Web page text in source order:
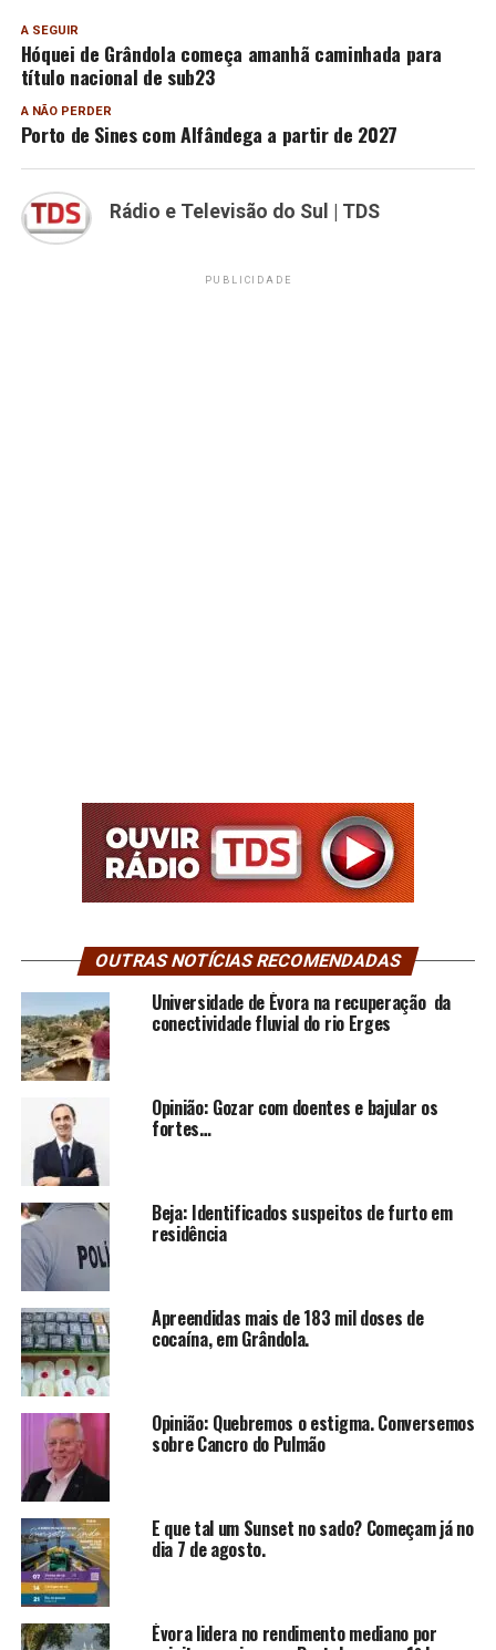
A SEGUIR
Hóquei de Grândola começa amanhã caminhada para
título nacional de sub23
A NÃO PERDER
Porto de Sines com Alfândega a partir de 2027
Rádio e Televisão do Sul | TDS
PUBLICIDADE
OUTRAS NOTÍCIAS RECOMENDADAS
Universidade de Évora na recuperação da
conectividade fluvial do rio Erges
Opinião: Gozar com doentes e bajular os
fortes…
Beja: Identificados suspeitos de furto em
residência
Apreendidas mais de 183 mil doses de
cocaína, em Grândola.
Opinião: Quebremos o estigma. Conversemos
sobre Cancro do Pulmão
E que tal um Sunset no sado? Começam já no
dia 7 de agosto.
Évora lidera no rendimento mediano por